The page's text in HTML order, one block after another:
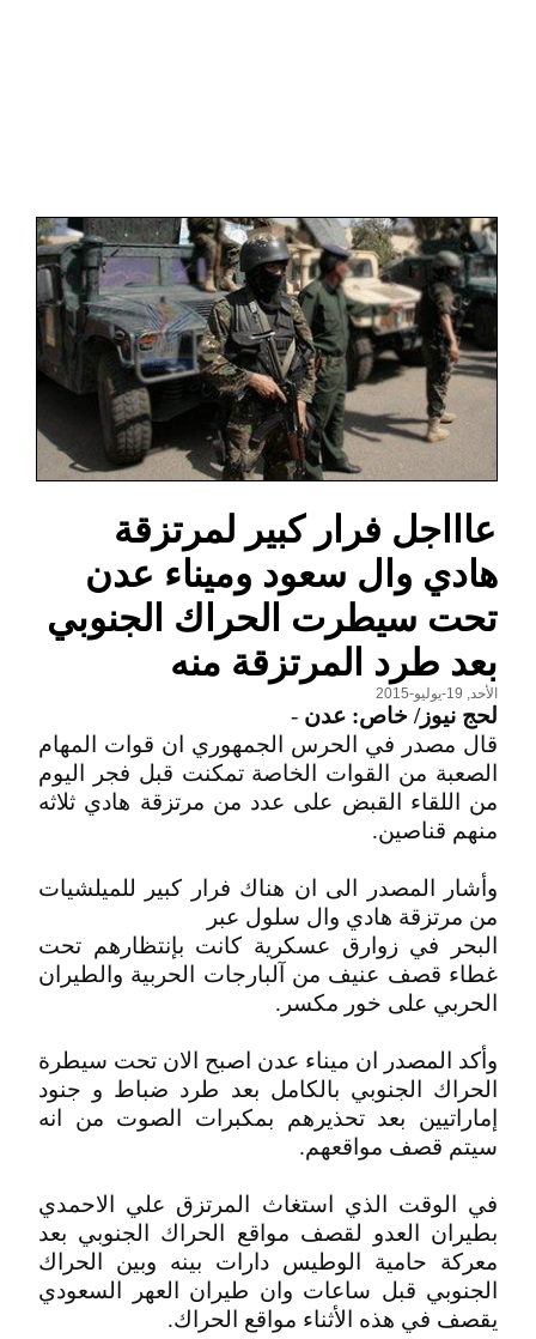
عاااجل فرار كبير لمرتزقة
هادي وال سعود وميناء عدن
تحت سيطرت الحراك الجنوبي
بعد طرد المرتزقة منه
الأحد, 19-يوليو-2015
لحج نيوز/ خاص: عدن -
قال مصدر في الحرس الجمهوري ان قوات المهام
الصعبة من القوات الخاصة تمكنت قبل فجر اليوم
من اللقاء القبض على عدد من مرتزقة هادي ثلاثه
منهم قناصين.
وأشار المصدر الى ان هناك فرار كبير للميلشيات
من مرتزقة هادي وال سلول عبر
البحر في زوارق عسكرية كانت بإنتظارهم تحت
غطاء قصف عنيف من آلبارجات الحربية والطيران
الحربي على خور مكسر.
وأكد المصدر ان ميناء عدن اصبح الان تحت سيطرة
الحراك الجنوبي بالكامل بعد طرد ضباط و جنود
إماراتيين بعد تحذيرهم بمكبرات الصوت من انه
سيتم قصف مواقعهم.
في الوقت الذي استغاث المرتزق علي الاحمدي
بطيران العدو لقصف مواقع الحراك الجنوبي بعد
معركة حامية الوطيس دارات بينه وبين الحراك
الجنوبي قبل ساعات وان طيران العهر السعودي
يقصف في هذه الأثناء مواقع الحراك.